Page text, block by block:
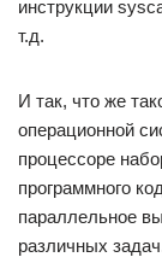
инструкции
т.д.
И так, что же
операционной
процессоре
программного
параллельное
различных